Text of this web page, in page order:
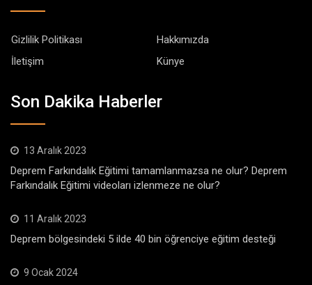
Gizlilik Politikası
Hakkımızda
İletişim
Künye
Son Dakika Haberler
13 Aralık 2023
Deprem Farkındalık Eğitimi tamamlanmazsa ne olur? Deprem
Farkındalık Eğitimi videoları izlenmeze ne olur?
11 Aralık 2023
Deprem bölgesindeki 5 ilde 40 bin öğrenciye eğitim desteği
9 Ocak 2024